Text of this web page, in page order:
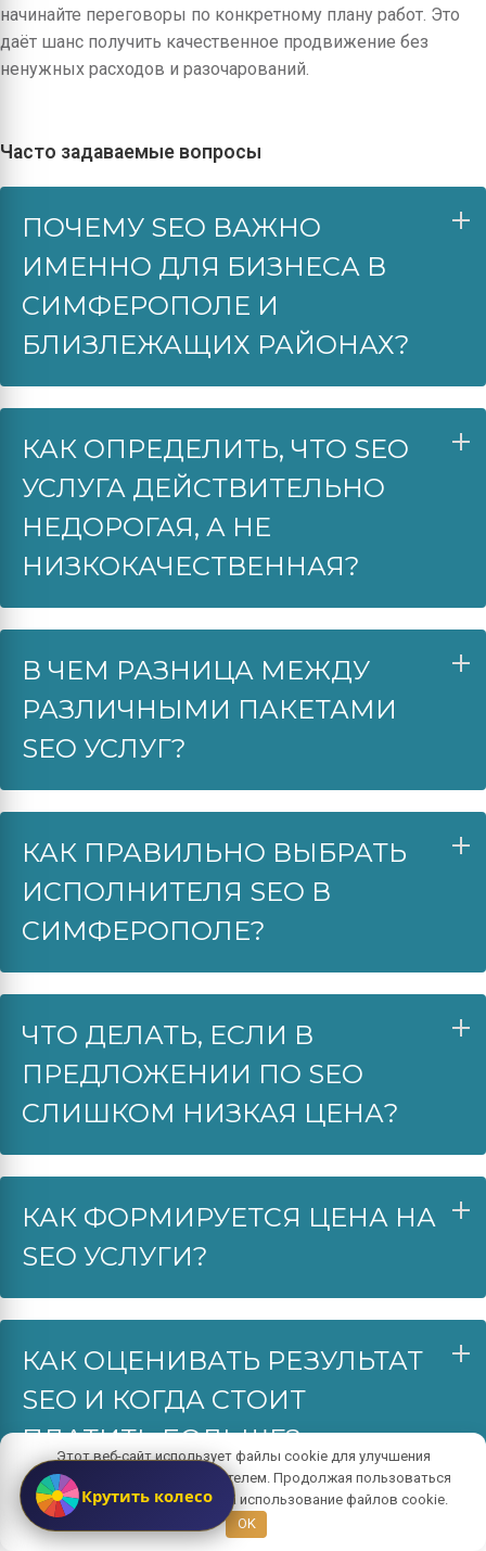
начинайте переговоры по конкретному плану работ. Это
даёт шанс получить качественное продвижение без
ненужных расходов и разочарований.
Часто задаваемые вопросы
ПОЧЕМУ SEO ВАЖНО
ИМЕННО ДЛЯ БИЗНЕСА В
СИМФЕРОПОЛЕ И
БЛИЗЛЕЖАЩИХ РАЙОНАХ?
КАК ОПРЕДЕЛИТЬ, ЧТО SEO
УСЛУГА ДЕЙСТВИТЕЛЬНО
НЕДОРОГАЯ, А НЕ
НИЗКОКАЧЕСТВЕННАЯ?
В ЧЕМ РАЗНИЦА МЕЖДУ
РАЗЛИЧНЫМИ ПАКЕТАМИ
SEO УСЛУГ?
КАК ПРАВИЛЬНО ВЫБРАТЬ
ИСПОЛНИТЕЛЯ SEO В
СИМФЕРОПОЛЕ?
ЧТО ДЕЛАТЬ, ЕСЛИ В
ПРЕДЛОЖЕНИИ ПО SEO
СЛИШКОМ НИЗКАЯ ЦЕНА?
КАК ФОРМИРУЕТСЯ ЦЕНА НА
SEO УСЛУГИ?
КАК ОЦЕНИВАТЬ РЕЗУЛЬТАТ
SEO И КОГДА СТОИТ
ПЛАТИТЬ БОЛЬШЕ?
Крутить колесо
Этот веб-сайт использует файлы cookie для улучшения
взаимодействия с пользователем. Продолжая пользоваться
сайтом, вы даете согласие на использование файлов cookie.
OK